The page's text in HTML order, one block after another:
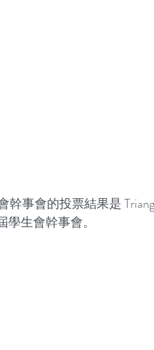
幹事會的投票結果是
學生會幹事會。